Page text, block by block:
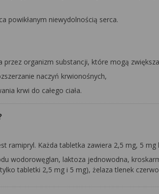
powikłanym niewydolnością serca.
przez organizm substancji, które mogą
naczyń krwionośnych,
krwi do całego ciała.
ramipryl. Każda tabletka zawiera 2,5 mg, 5 mg
wodorowęglan, laktoza jednowodna,
tabletki 2,5 mg i 5 mg), żelaza tlenek